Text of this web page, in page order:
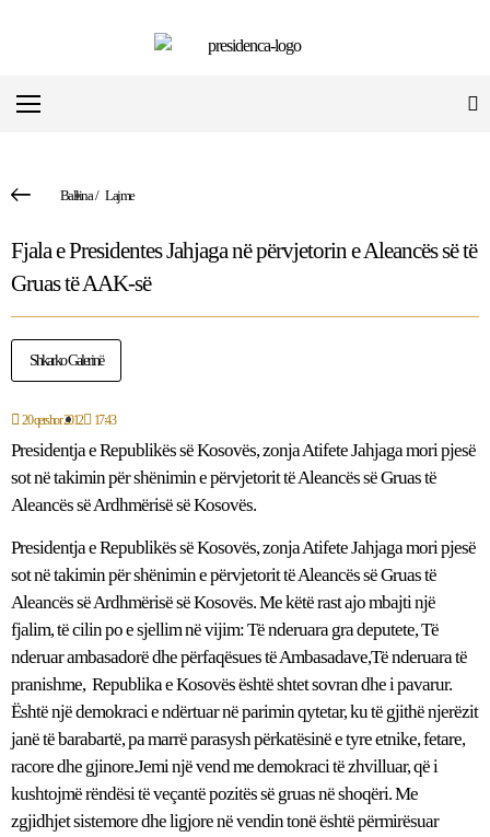
Ballina/ Lajme
Fjala e Presidentes Jahjaga në përvjetorin e Aleancës së të
Gruas të AAK-së
Shkarko Galerinë
20 qershor 2012 17:43
Presidentja e Republikës së Kosovës, zonja Atifete Jahjaga mori pjesë
sot në takimin për shënimin e përvjetorit të Aleancës së Gruas të
Aleancës së Ardhmërisë së Kosovës.
Presidentja e Republikës së Kosovës, zonja Atifete Jahjaga mori pjesë
sot në takimin për shënimin e përvjetorit të Aleancës së Gruas të
Aleancës së Ardhmërisë së Kosovës. Me këtë rast ajo mbajti një
fjalim, të cilin po e sjellim në vijim: Të nderuara gra deputete, Të
nderuar ambasadorë dhe përfaqësues të Ambasadave,Të nderuara të
pranishme, Republika e Kosovës është shtet sovran dhe i pavarur.
Është një demokraci e ndërtuar në parimin qytetar, ku të gjithë njerëzit
janë të barabartë, pa marrë parasysh përkatësinë e tyre etnike, fetare,
racore dhe gjinore.Jemi një vend me demokraci të zhvilluar, që i
kushtojmë rëndësi të veçantë pozitës së gruas në shoqëri. Me
zgjidhjet sistemore dhe ligjore në vendin tonë është përmirësuar